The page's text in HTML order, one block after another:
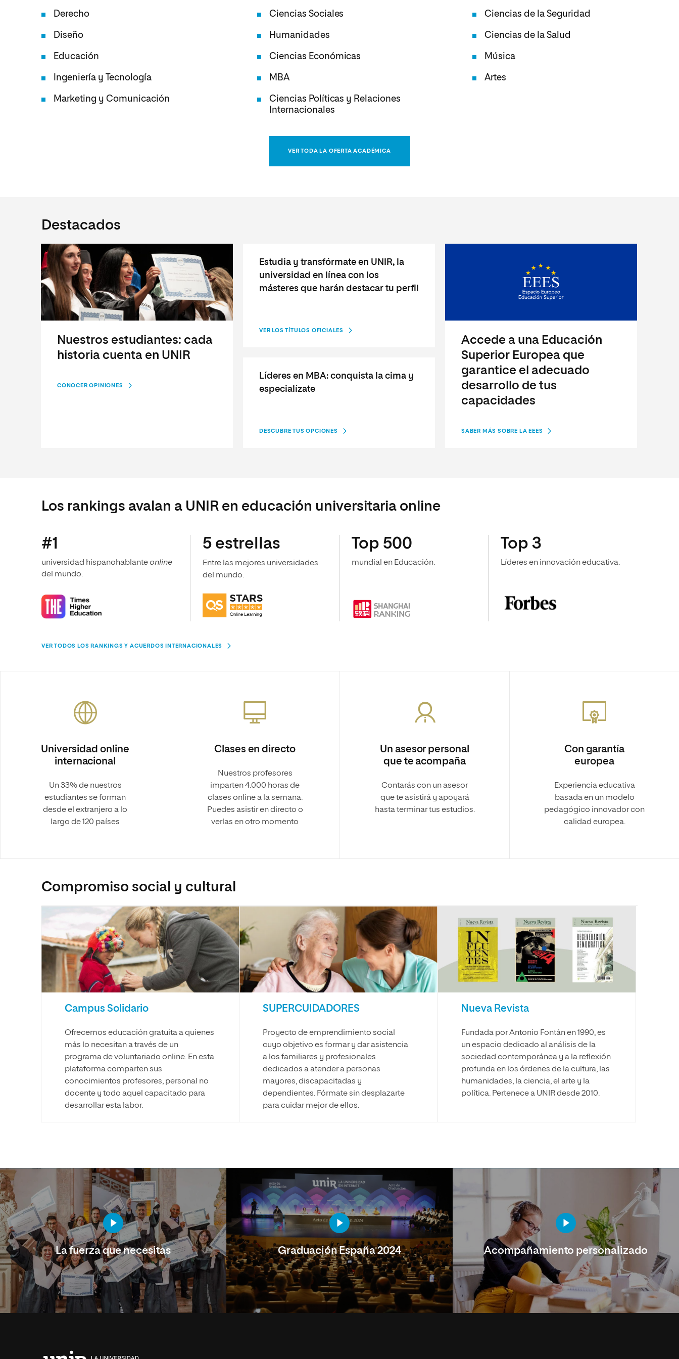
Derecho
Diseño
Educación
Ingeniería y Tecnología
Marketing y Comunicación
Ciencias Sociales
Humanidades
Ciencias Económicas
MBA
Ciencias Políticas y Relaciones
Internacionales
Ciencias de la Seguridad
Ciencias de la Salud
Música
Artes
VER TODA LA OFERTA ACADÉMICA
Destacados
Nuestros estudiantes: cada
historia cuenta en UNIR
CONOCER OPINIONES
Estudia y transfórmate en UNIR, la
universidad en línea con los
másteres que harán destacar tu perfil
VER LOS TÍTULOS OFICIALES
Líderes en MBA: conquista la cima y
especialízate
DESCUBRE TUS OPCIONES
Accede a una Educación
Superior Europea que
garantice el adecuado
desarrollo de tus
capacidades
SABER MÁS SOBRE LA EEES
Los rankings avalan a UNIR en educación universitaria online
#1
universidad hispanohablanteonline
del mundo.
5 estrellas
Entre las mejores universidades
del mundo.
Top 500
mundial en Educación.
Top 3
Líderes en innovación educativa.
VER TODOS LOS RANKINGS Y ACUERDOS INTERNACIONALES
Universidad online
internacional
Un 33% de nuestros
estudiantes se forman
desde el extranjero a lo
largo de 120 países
Clases en directo
Nuestros profesores
imparten 4.000 horas de
clases online a la semana.
Puedes asistir en directo o
verlas en otro momento
Un asesor personal
que te acompaña
Contarás con un asesor
que te asistirá y apoyará
hasta terminar tus estudios.
Con garantía
europea
Experiencia educativa
basada en un modelo
pedagógico innovador con
calidad europea.
Compromiso social y cultural
Campus Solidario
Ofrecemos educación gratuita a quienes
más lo necesitan a través de un
programa de voluntariado online. En esta
plataforma comparten sus
conocimientos profesores, personal no
docente y todo aquel capacitado para
desarrollar esta labor.
SUPERCUIDADORES
Proyecto de emprendimiento social
cuyo objetivo es formar y dar asistencia
a los familiares y profesionales
dedicados a atender a personas
mayores, discapacitadas y
dependientes. Fórmate sin desplazarte
para cuidar mejor de ellos.
Nueva Revista
Fundada por Antonio Fontán en 1990, es
un espacio dedicado al análisis de la
sociedad contemporánea y a la reflexión
profunda en los órdenes de la cultura, las
humanidades, la ciencia, el arte y la
política. Pertenece a UNIR desde 2010.
La fuerza que necesitas Graduación España 2024 Acompañamiento personalizado